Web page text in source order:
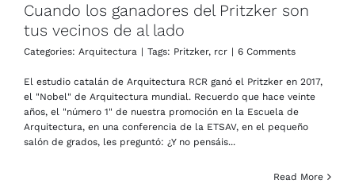
Cuando los ganadores del Pritzker son
tus vecinos de al lado
Categories: Arquitectura | Tags: Pritzker, rcr | 6 Comments
El estudio catalán de Arquitectura RCR ganó el Pritzker en 2017,
el "Nobel" de Arquitectura mundial. Recuerdo que hace veinte
años, el "número 1" de nuestra promoción en la Escuela de
Arquitectura, en una conferencia de la ETSAV, en el pequeño
salón de grados, les preguntó: ¿Y no pensáis...
Read More